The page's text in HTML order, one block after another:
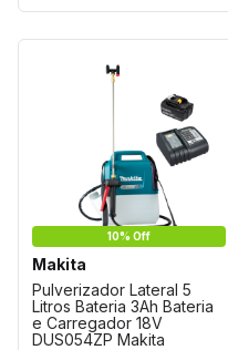
10% Off
Makita
Pulverizador Lateral 5
Litros Bateria 3Ah Bateria
e Carregador 18V
DUS054ZP Makita